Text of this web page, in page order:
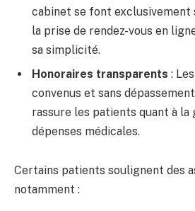
cabinet se font exclusivement
la prise de rendez-vous en
sa simplicité.
Honoraires transparents :
convenus et sans
rassure les patients quant à la
dépenses médicales.
Certains patients soulignent des
notamment :